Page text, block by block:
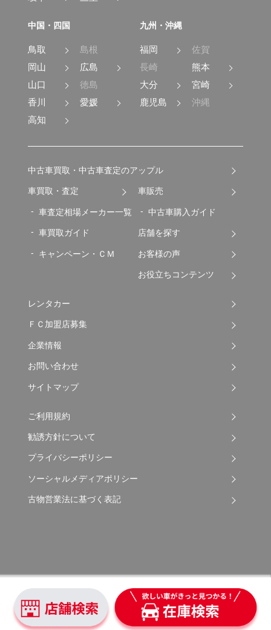
電動シート オットマン
シートエアコン
中国・四国
鳥取
島根
岡山
広島
山口
徳島
香川
愛媛
高知
九州・沖縄
福岡
佐賀
長崎
熊本
大分
宮崎
鹿児島
沖縄
中古車買取・中古車査定のアップル
車買取・査定
車査定相場メーカー一覧
車買取ガイド
キャンペーン・ＣＭ
車販売
中古車購入ガイド
店舗を探す
お客様の声
お役立ちコンテンツ
レンタカー
ＦＣ加盟店募集
企業情報
お問い合わせ
サイトマップ
ご利用規約
勧誘方針について
プライバシーポリシー
ソーシャルメディアポリシー
古物営業法に基づく表記